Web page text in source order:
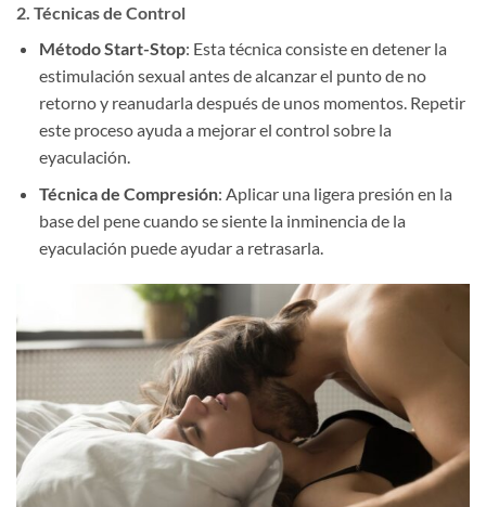
2. Técnicas de Control
Método Start-Stop: Esta técnica consiste en detener la
estimulación sexual antes de alcanzar el punto de no
retorno y reanudarla después de unos momentos. Repetir
este proceso ayuda a mejorar el control sobre la
eyaculación.
Técnica de Compresión: Aplicar una ligera presión en la
base del pene cuando se siente la inminencia de la
eyaculación puede ayudar a retrasarla.